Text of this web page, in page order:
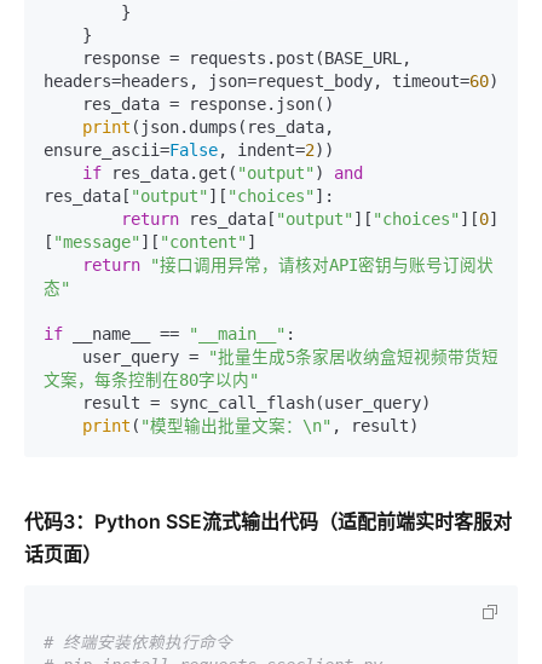
headers=headers, json=request_body, timeout=60)
print (json.dumps(res_data,
ensure_ascii=False, indent=2))
if res_data.get( "output" ) and
res_data[ "output" ][ "choices" ]:
return res_data[ "output" ][ "choices" ][0]
[ "message" ][ "content" ]
return
"接口调用异常，请核对API密钥与账号订阅状
态"
if __name__ == "__main__" :
    user_query =
"批量生成5条家居收纳盒短视频带货短
文案，每条控制在80字以内"
print ( "模型输出批量文案：\n"
代码3：Python SSE流式输出代码（适配前端实时客服对
话页面）
# 终端安装依赖执行命令